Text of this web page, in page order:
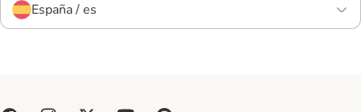
España / es